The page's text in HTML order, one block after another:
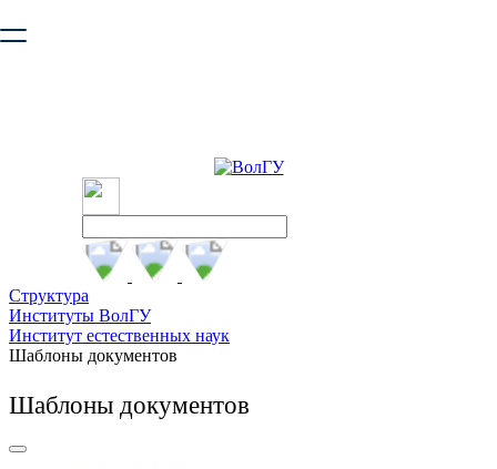
безопасную работу с сайтом. Пожалуйста
Структура
Институты ВолГУ
Институт естественных наук
Шаблоны документов
Шаблоны документов